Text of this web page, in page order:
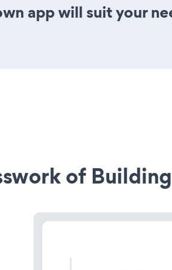
app will suit your
of